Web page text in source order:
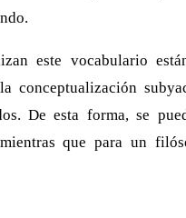
este vocabulario
conceptualización
De esta forma, se
que para un